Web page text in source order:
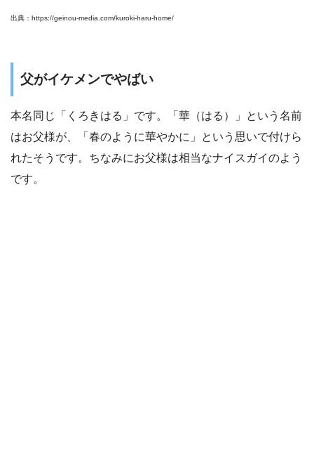
出典：https://geinou-media.com/kuroki-haru-home/
父がイケメンでやばい
本名同じ「くろきはる」です。「華（はる）」という名前
はお父様が、「春のように華やかに」という思いで付けら
れたそうです。ちなみにお父様は相当なナイスガイのよう
です。